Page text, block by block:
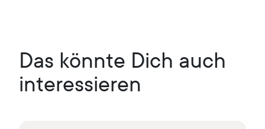
Das könnte Dich auch
interessieren